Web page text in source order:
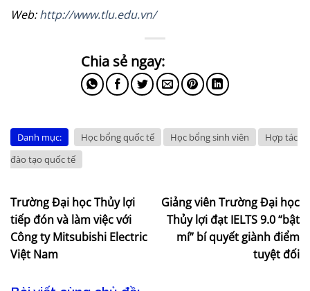
Web:http://www.tlu.edu.vn/
Danh mục: Học bổng quốc tế Học bổng sinh viên
Hợp tác
đào tạo quốc tế
Trường Đại học Thủy lợi
tiếp đón và làm việc với
Công ty Mitsubishi Electric
Việt Nam
Giảng viên Trường Đại học
Thủy lợi đạt IELTS 9.0 “bật
mí” bí quyết giành điểm
tuyệt đối